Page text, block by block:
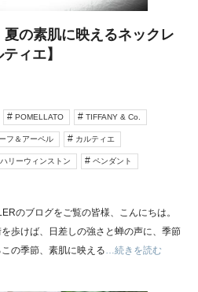
夏の素肌に映えるネックレ
ィエ】
POMELLATO TIFFANY & Co.
フ＆アーペル カルティエ
ハリーウィンストン ペンダント
のブログをご覧の皆様、こんにちは。
歩けば、日差しの強さと蝉の声に、季節
の季節、素肌に映える…続きを読む